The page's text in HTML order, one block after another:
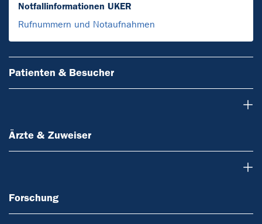
Notfallinformationen UKER
Rufnummern und Notaufnahmen
Patienten & Besucher
Ärzte & Zuweiser
Forschung